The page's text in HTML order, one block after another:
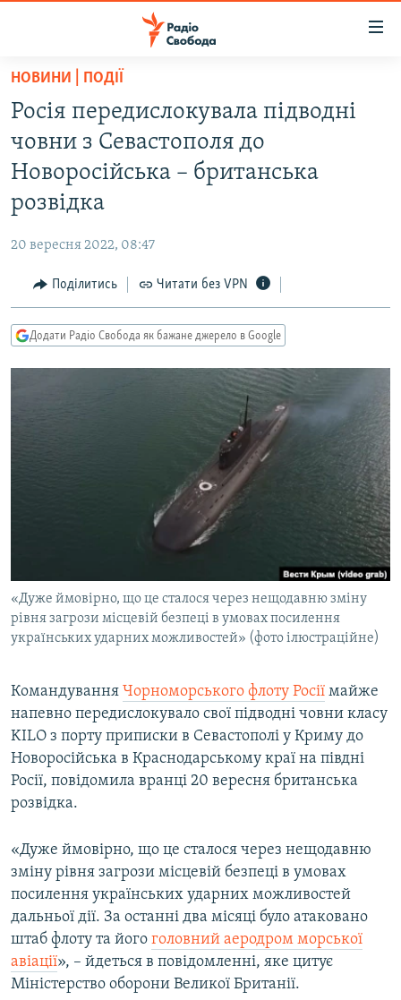
Перейти
основного
матеріалу
Перейти
до
основної
Перейти
пошуку
ВСЕ ЗА ДОБУ
СТАТТІ
ПОЛІТИКА
СУСПІЛЬСТВО
КУЛЬТУРА
СПОРТ
ДОНБАС.РЕАЛІЇ
КРИМ.РЕАЛІЇ
ТИ ЯК?
МУЛЬТИМЕДІА
РУС
УКР
КТАТ
ДОЛУЧАЙСЯ!
НОВИНИ | ПОДІЇ
Росія передислокувала підводні
човни з Севастополя до
Новоросійська – британська
розвідка
20 вересня 2022, 08:47
Поділитись Читати без VPN
Додати Радіо Свобода як бажане джерело в Google
«Дуже ймовірно, що це сталося через нещодавню зміну
рівня загрози місцевій безпеці в умовах посилення
українських ударних можливостей» (фото ілюстраційне)
Командування Чорноморського флоту Росії майже
напевно передислокувало свої підводні човни класу
KILO з порту приписки в Севастополі у Криму до
Новоросійська в Краснодарському краї на півдні
Росії, повідомила вранці 20 вересня британська
розвідка.
«Дуже ймовірно, що це сталося через нещодавню
зміну рівня загрози місцевій безпеці в умовах
посилення українських ударних можливостей
дальньої дії. За останні два місяці було атаковано
штаб флоту та його головний аеродром морської
авіації», – йдеться в повідомленні, яке цитує
Міністерство оборони Великої Британії.